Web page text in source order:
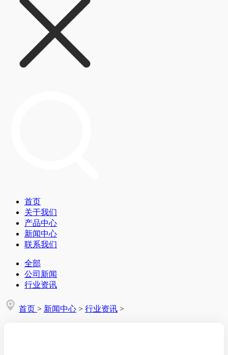
首页
关于我们
产品中心
新闻中心
联系我们
全部
公司新闻
行业资讯
首页 > 新闻中心 > 行业资讯 >